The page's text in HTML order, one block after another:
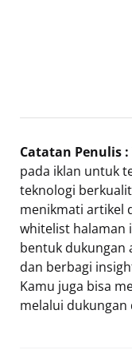
Catatan Penulis :
pada iklan untuk
teknologi
menikmati artikel
whitelist halaman
bentuk dukungan
dan berbagi
Kamu juga bisa
melalui dukungan